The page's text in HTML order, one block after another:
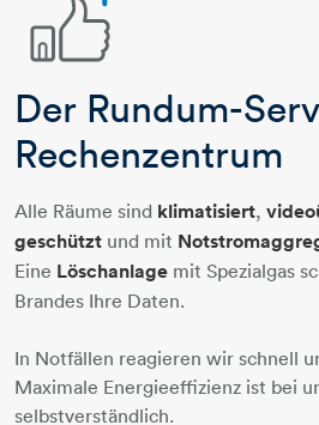
Der Rundum-
Rechenzentrum
Alle Räume sind klimatisiert,
geschützt und mit
Eine Löschanlage mit Spezialgas
Brandes Ihre Daten.
In Notfällen reagieren wir schnell
Maximale Energieeffizienz ist bei
selbstverständlich.